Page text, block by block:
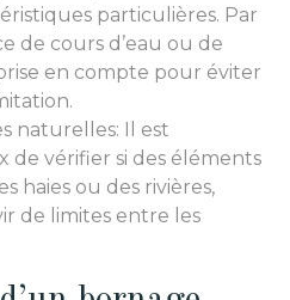
particulières. Par
de cours d’eau ou de
en compte pour éviter
naturelles: Il est
de vérifier si des éléments
haies ou des rivières,
de limites entre les